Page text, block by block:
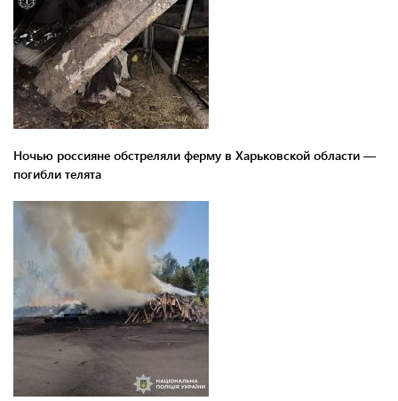
Ночью россияне обстреляли ферму в Харьковской области —
погибли телята